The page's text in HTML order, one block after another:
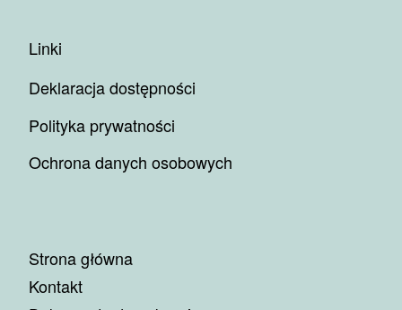
Linki
Deklaracja dostępności
Polityka prywatności
Ochrona danych osobowych
Strona główna
Kontakt